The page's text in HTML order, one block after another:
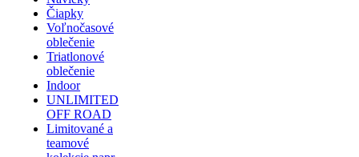
Čiapky
Voľnočasové
oblečenie
Triatlonové
oblečenie
Indoor
UNLIMITED
OFF ROAD
Limitované a
teamové